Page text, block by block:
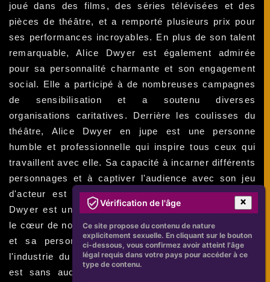
joué dans des films, des séries télévisées et des
pièces de théâtre, et a remporté plusieurs prix pour
ses performances incroyables. En plus de son talent
remarquable, Alice Dwyer est également admirée
pour sa personnalité charmante et son engagement
social. Elle a participé à de nombreuses campagnes
de sensibilisation et a soutenu diverses
organisations caritatives. Derrière les coulisses du
théâtre, Alice Dwyer en jupe est une personne
humble et professionnelle qui inspire tous ceux qui
travaillent avec elle. Sa capacité à incarner différents
personnages et à captiver l'audience avec son jeu
d'acteur est vraiment remarquable. En bref, Alice
Dwyer est une artiste incroyable qui a su conquérir
le cœur de nombreux fans avec son talent, sa beauté
et sa personnalité charmante. Sa contribution à
l'industrie du divertissement est inestimable et elle
est sans aucun doute l'une des actrices les plus
Vérification de l'âge
Ce site propose du contenu de nature
explicitement sexuelle. En cliquant sur le bouton
ci-dessous, vous confirmez avoir atteint l'âge
légal requis dans votre pays pour accéder à ce
type de contenu.